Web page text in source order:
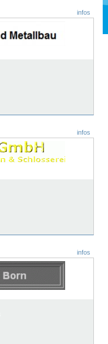
infos
infos
infos